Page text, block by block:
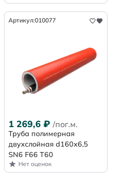
Артикул:010077
1 269,6 ₽ /пог.м.
Труба полимерная
двухслойная d160х6,5
SN6 F66 Т60
Нет оценок